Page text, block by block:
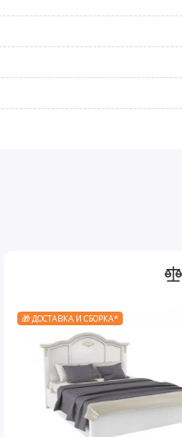
🎁 ДОСТАВКА И СБОРКА*